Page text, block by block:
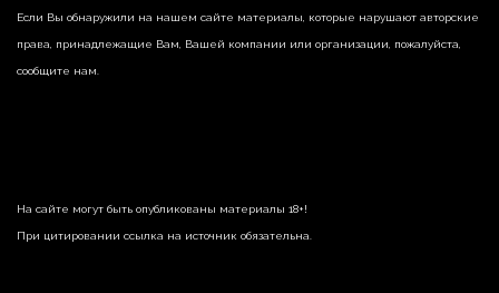
Если Вы обнаружили на нашем сайте материалы, которые нарушают авторские
права, принадлежащие Вам, Вашей компании или организации, пожалуйста,
сообщите нам.
На сайте могут быть опубликованы материалы 18+!
При цитировании ссылка на источник обязательна.